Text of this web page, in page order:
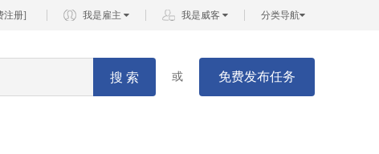
注册] 我是雇主 我是威客 分类导航
搜 索 或 免费发布任务